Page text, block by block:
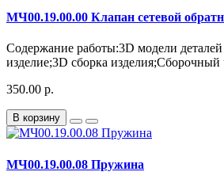
МЧ00.19.00.00 Клапан сетевой
Содержание работы:3D модели
изделие;3D сборка
350.00 р.
В корзину
МЧ00.19.00.08 Пружина